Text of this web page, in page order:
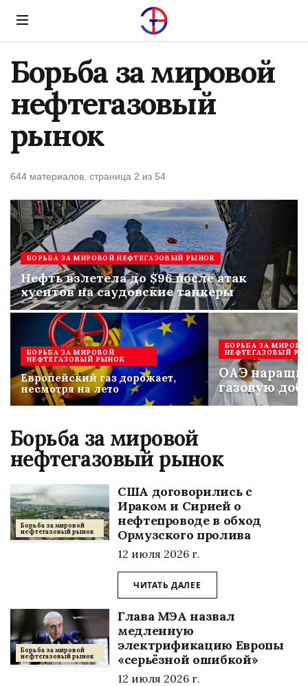
Menu
Борьба за мировой
нефтегазовый
рынок
644 материалов, страница 2 из 54
БОРЬБА ЗА МИРОВОЙ НЕФТЕГАЗОВЫЙ РЫНОК
Нефть взлетела до $96 после атак
хуситов на саудовские танкеры
БОРЬБА ЗА МИРОВОЙ
НЕФТЕГАЗОВЫЙ РЫНОК
Европейский газ дорожает,
несмотря на лето
БОРЬБА ЗА
НЕФТЕГАЗОВЫЙ
ОАЭ
газовую
Борьба за мировой
нефтегазовый рынок
Борьба за мировой
нефтегазовый рынок
США договорились с
Ираком и Сирией о
нефтепроводе в обход
Ормузского пролива
12 июля 2026 г.
ЧИТАТЬ ДАЛЕЕ
Борьба за мировой
нефтегазовый рынок
Глава МЭА назвал
медленную
электрификацию Европы
«серьёзной ошибкой»
12 июля 2026 г.